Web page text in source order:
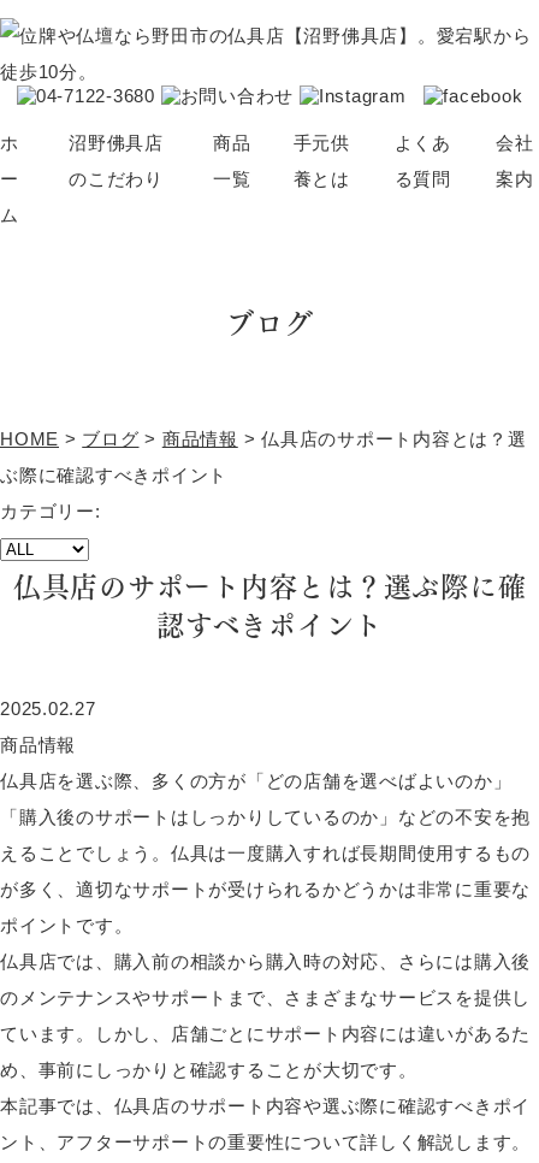
ホ
ー
ム
沼野佛具店
のこだわり
商品
一覧
その他（線香・蝋燭など）
手元供
養とは
アクセサリー
よくあ
る質問
会社
案内
ブログ
HOME > ブログ > 商品情報 > 仏具店のサポート内容とは？選
ぶ際に確認すべきポイント
カテゴリー:
仏具店のサポート内容とは？選ぶ際に確
認すべきポイント
2025.02.27
商品情報
仏具店を選ぶ際、多くの方が「どの店舗を選べばよいのか」
「購入後のサポートはしっかりしているのか」などの不安を抱
えることでしょう。仏具は一度購入すれば長期間使用するもの
が多く、適切なサポートが受けられるかどうかは非常に重要な
ポイントです。
仏具店では、購入前の相談から購入時の対応、さらには購入後
のメンテナンスやサポートまで、さまざまなサービスを提供し
ています。しかし、店舗ごとにサポート内容には違いがあるた
め、事前にしっかりと確認することが大切です。
本記事では、仏具店のサポート内容や選ぶ際に確認すべきポイ
ント、アフターサポートの重要性について詳しく解説します。